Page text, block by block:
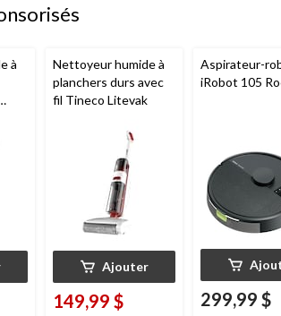
à
Nettoyeur humide à
planchers durs avec
fil Tineco Litevak
Ajouter
149,99 $
Aspirateur-
iRobot 105
299,99 $